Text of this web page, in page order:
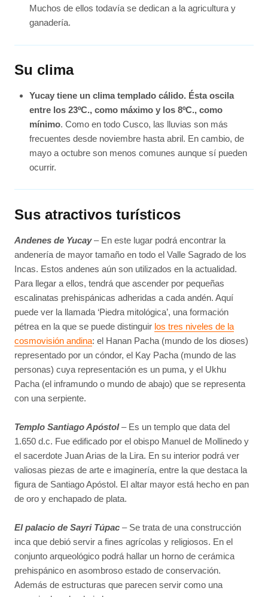
Muchos de ellos todavía se dedican a la agricultura y
ganadería.
Su clima
Yucay tiene un clima templado cálido. Ésta oscila
entre los 23ºC., como máximo y los 8ºC., como
mínimo. Como en todo Cusco, las lluvias son más
frecuentes desde noviembre hasta abril. En cambio, de
mayo a octubre son menos comunes aunque sí pueden
ocurrir.
Sus atractivos turísticos
Andenes de Yucay– En este lugar podrá encontrar la
andenería de mayor tamaño en todo el Valle Sagrado de los
Incas. Estos andenes aún son utilizados en la actualidad.
Para llegar a ellos, tendrá que ascender por pequeñas
escalinatas prehispánicas adheridas a cada andén. Aquí
puede ver la llamada ‘Piedra mitológica’, una formación
pétrea en la que se puede distinguir los tres niveles de la
cosmovisión andina: el Hanan Pacha (mundo de los dioses)
representado por un cóndor, el Kay Pacha (mundo de las
personas) cuya representación es un puma, y el Ukhu
Pacha (el inframundo o mundo de abajo) que se representa
con una serpiente.
Templo Santiago Apóstol– Es un templo que data del
1.650 d.c. Fue edificado por el obispo Manuel de Mollinedo y
el sacerdote Juan Arias de la Lira. En su interior podrá ver
valiosas piezas de arte e imaginería, entre la que destaca la
figura de Santiago Apóstol. El altar mayor está hecho en pan
de oro y enchapado de plata.
El palacio de Sayri Túpac – Se trata de una construcción
inca que debió servir a fines agrícolas y religiosos. En el
conjunto arqueológico podrá hallar un horno de cerámica
prehispánico en asombroso estado de conservación.
Además de estructuras que parecen servir como una